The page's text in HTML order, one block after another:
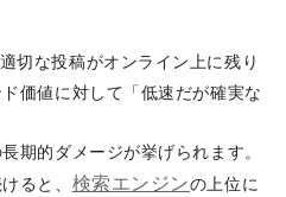
切な投稿がオンライン上に残り
価値に対して「低速だが確実な
期的ダメージが挙げられます。
ると、 検索エンジンの上位に